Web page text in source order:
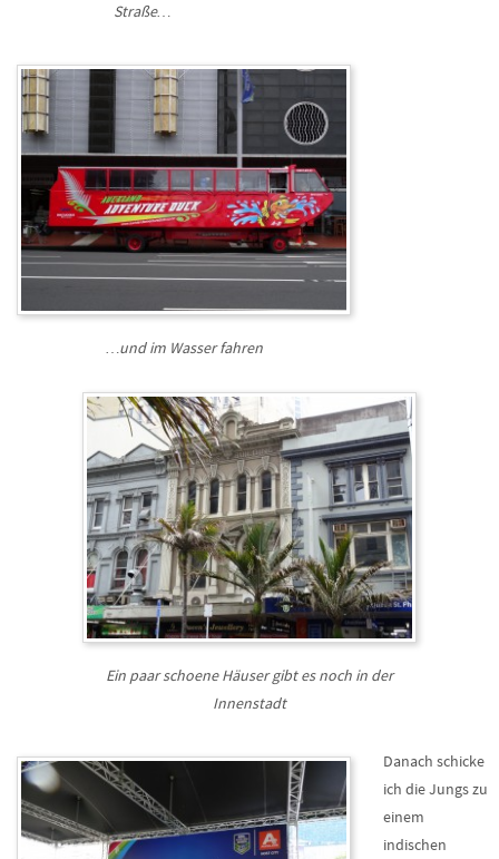
Straße…
…und im Wasser fahren
Ein paar schoene Häuser gibt es noch in der
Innenstadt
Danach schicke
ich die Jungs zu
einem
indischen